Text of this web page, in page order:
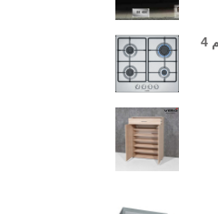
Bosch مسطح غاز بيلت إن 60 سم 4